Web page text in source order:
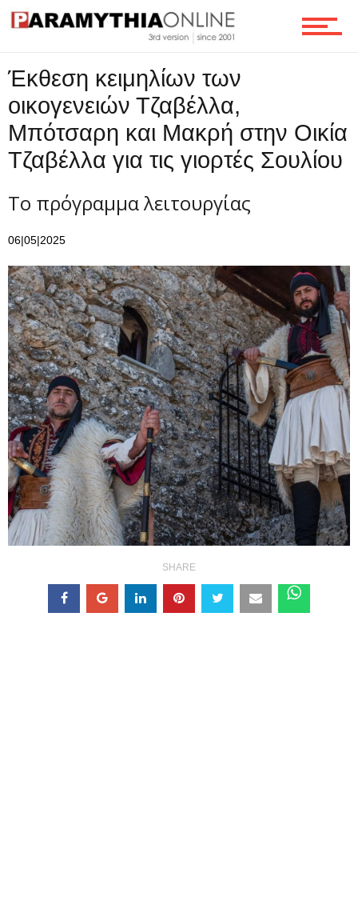
Επικοινωνία
Έκθεση κειμηλίων των
οικογενειών Τζαβέλλα,
Μπότσαρη και Μακρή στην Οικία
Τζαβέλλα για τις γιορτές Σουλίου
Το πρόγραμμα λειτουργίας
06|05|2025
SHARE